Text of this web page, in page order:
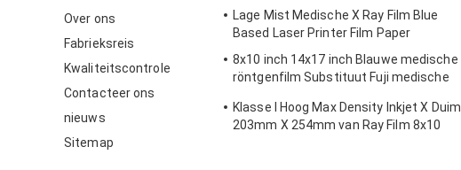
Over ons
Fabrieksreis
Kwaliteitscontrole
Contacteer ons
nieuws
Sitemap
Lage Mist Medische X Ray Film Blue
Based Laser Printer Film Paper
8x10 inch 14x17 inch Blauwe medische
röntgenfilm Substituut Fuji medische
Klasse I Hoog Max Density Inkjet X Duim
203mm X 254mm van Ray Film 8x10